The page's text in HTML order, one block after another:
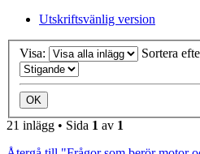
Utskriftsvänlig version
Visa: Sortera
21 inlägg • Sida 1 av 1